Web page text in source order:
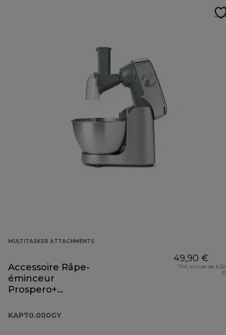
MULTITASKER ATTACHMENTS
Accessoire Râpe-
éminceur
Prospero+
KAP70.000GY
49,90 €
TVA incluse de